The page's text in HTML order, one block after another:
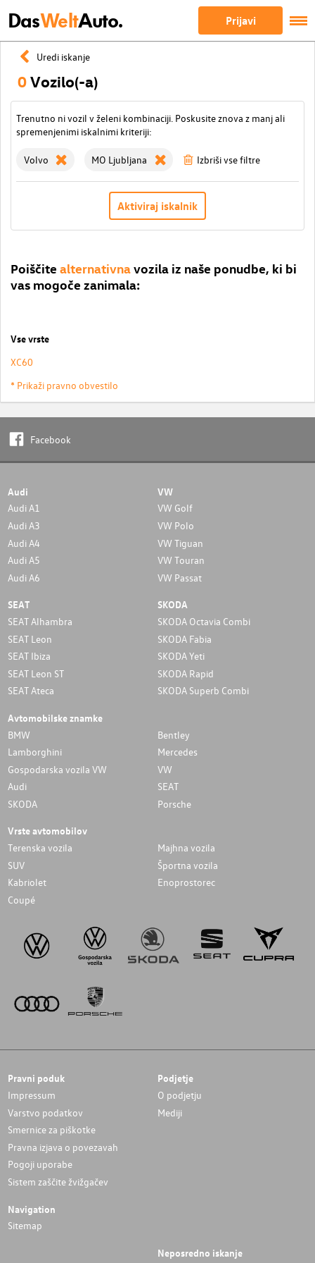
DasWeltAuto. Prijavi
Uredi iskanje
0Vozilo(-a)
Trenutno ni vozil v želeni kombinaciji. Poskusite znova z manj ali
spremenjenimi iskalnimi kriteriji:
Volvo MO Ljubljana Izbriši vse filtre
Aktiviraj iskalnik
Poiščite alternativnavozila iz naše ponudbe, ki bi
vas mogoče zanimala:
Vse vrste
XC60
* Prikaži pravno obvestilo
Facebook
Audi
Audi A1
Audi A3
Audi A4
Audi A5
Audi A6
VW
VW Golf
VW Polo
VW Tiguan
VW Touran
VW Passat
SEAT
SEAT Alhambra
SEAT Leon
SEAT Ibiza
SEAT Leon ST
SEAT Ateca
SKODA
SKODA Octavia Combi
SKODA Fabia
SKODA Yeti
SKODA Rapid
SKODA Superb Combi
Avtomobilske znamke
BMW
Bentley
Lamborghini
Mercedes
Gospodarska vozila VW
VW
Audi
SEAT
SKODA
Porsche
Vrste avtomobilov
Terenska vozila
Majhna vozila
SUV
Športna vozila
Kabriolet
Enoprostorec
Coupé
Pravni poduk
Impressum
Varstvo podatkov
Smernice za piškotke
Pravna izjava o povezavah
Pogoji uporabe
Sistem zaščite žvižgačev
Podjetje
O podjetju
Mediji
Navigation
Sitemap
Neposredno iskanje